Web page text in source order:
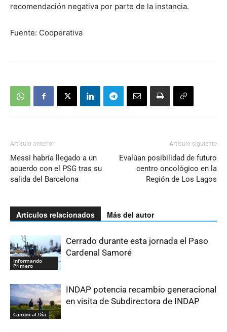
recomendación negativa por parte de la instancia.
Fuente: Cooperativa
Artículo anterior
Messi habría llegado a un
acuerdo con el PSG tras su
salida del Barcelona
Artículo siguiente
Evalúan posibilidad de futuro
centro oncológico en la
Región de Los Lagos
Artículos relacionados Más del autor
Informando
Primero
Cerrado durante esta jornada el Paso
Cardenal Samoré
Campo al Día
INDAP potencia recambio generacional
en visita de Subdirectora de INDAP